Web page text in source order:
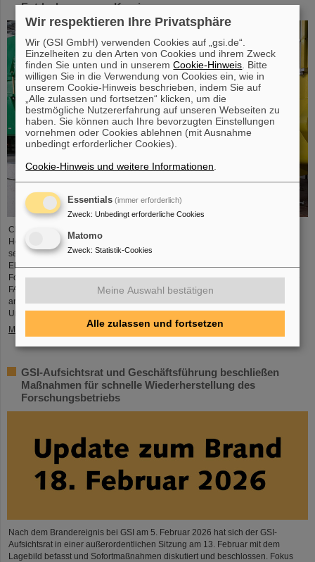
Entdeckung neuer Kernisomere
Chemische Elemente, neue Isotope, kleinste Teilchen – das GSI
Helmholtzzentrum für Schwerionenforschung in Darmstadt ist bekannt für
seine Entdeckungen, unter anderem von insgesamt sechs superschweren
Elementen. Nun gibt es einen neuen Weltrekord zu vermelden: Das
Forschungszentrum, an dem gerade die internationale Beschleunigeranlage
FAIR errichtet wird, führt die Weltrangliste der Entdeckung von Kernisomeren
an. Die Statistik hat Professor Michael Thoennessen von der Michigan State
University,…
Mehr »
GSI-Aufsichtsrat und Geschäftsführung beschließen
Maßnahmen für schnelle Wiederherstellung des
Forschungsbetriebs
Nach dem Brandereignis bei GSI am 5. Februar 2026 hat sich der GSI-
Aufsichtsrat in einer außerordentlichen Sitzung am 13. Februar mit dem
Lagebild befasst und Sofortmaßnahmen diskutiert und beschlossen. Fokus
Wir respektieren Ihre Privatsphäre
Wir (GSI GmbH) verwenden Cookies auf „gsi.de“.
Einzelheiten zu den Arten von Cookies und ihrem Zweck
finden Sie unten und in unseremCookie-Hinweis . Bitte
willigen Sie in die Verwendung von Cookies ein, wie in
unserem Cookie-Hinweis beschrieben, indem Sie auf
„Alle zulassen und fortsetzen“ klicken, um die
bestmögliche Nutzererfahrung auf unseren Webseiten zu
haben. Sie können auch Ihre bevorzugten Einstellungen
vornehmen oder Cookies ablehnen (mit Ausnahme
unbedingt erforderlicher Cookies).
Cookie-Hinweis und weitere Informationen
Essentials (immer erforderlich)
Zweck: Unbedingt erforderliche Cookies
Matomo
Zweck: Statistik-Cookies
Meine Auswahl bestätigen
Alle zulassen und fortsetzen